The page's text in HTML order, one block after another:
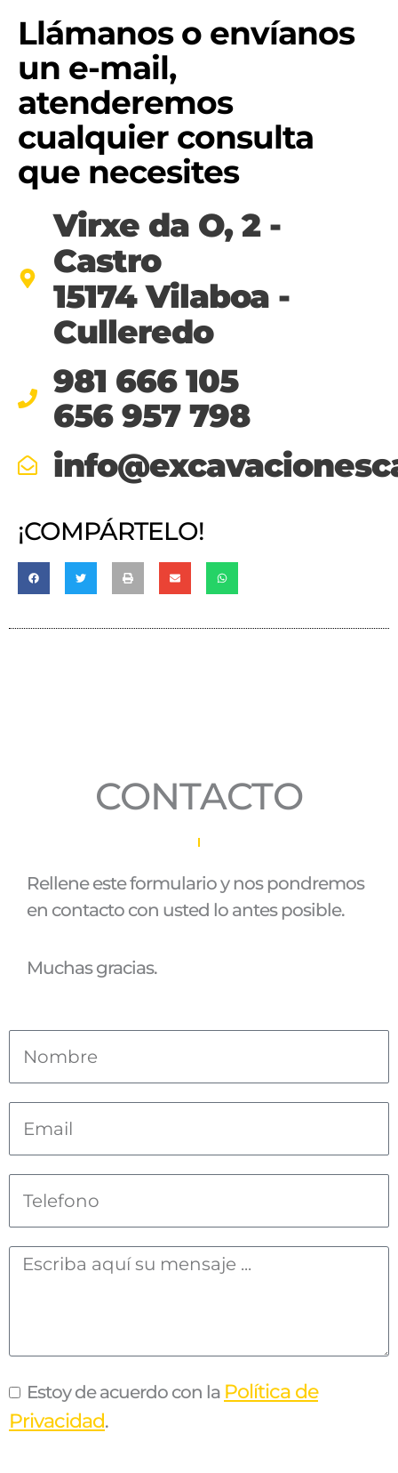
Llámanos o envíanos
un e-mail,
atenderemos
cualquier consulta
que necesites
Virxe da O, 2 -
Castro
15174 Vilaboa -
Culleredo
981 666 105
656 957 798
¡COMPÁRTELO!
CONTACTO
Rellene este formulario y nos pondremos
en contacto con usted lo antes posible.
Muchas gracias.
Estoy de acuerdo con la Política de
Privacidad.